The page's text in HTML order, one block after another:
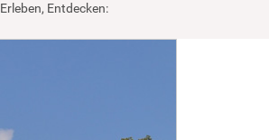
Entdecken: